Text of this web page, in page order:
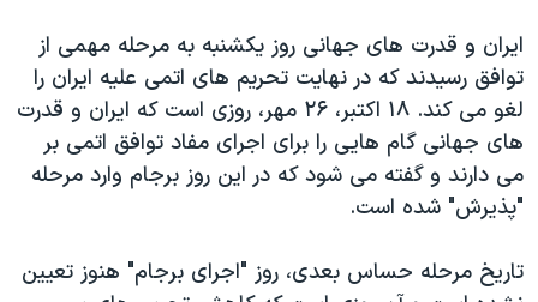
ایران و قدرت های جهانی روز یکشنبه به مرحله مهمی از
توافق رسیدند که در نهایت تحریم های اتمی علیه ایران را
لغو می کند. ۱۸ اکتبر، ۲۶ مهر، روزی است که ایران و قدرت
های جهانی گام هایی را برای اجرای مفاد توافق اتمی بر
می دارند و گفته می شود که در این روز برجام وارد مرحله
"پذیرش" شده است.
تاریخ مرحله حساس بعدی، روز "اجرای برجام" هنوز تعیین